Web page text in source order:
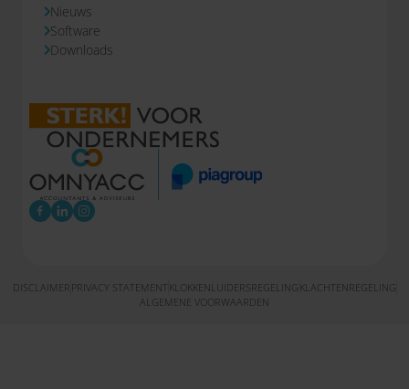
Nieuws
Software
Downloads
DISCLAIMER PRIVACY STATEMENT KLOKKENLUIDERSREGELING KLACHTENREGELING
ALGEMENE VOORWAARDEN